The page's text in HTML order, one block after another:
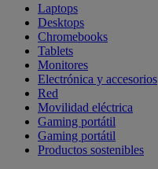
Laptops
Desktops
Chromebooks
Tablets
Monitores
Electrónica y accesorios
Red
Movilidad eléctrica
Gaming portátil
Gaming portátil
Productos sostenibles